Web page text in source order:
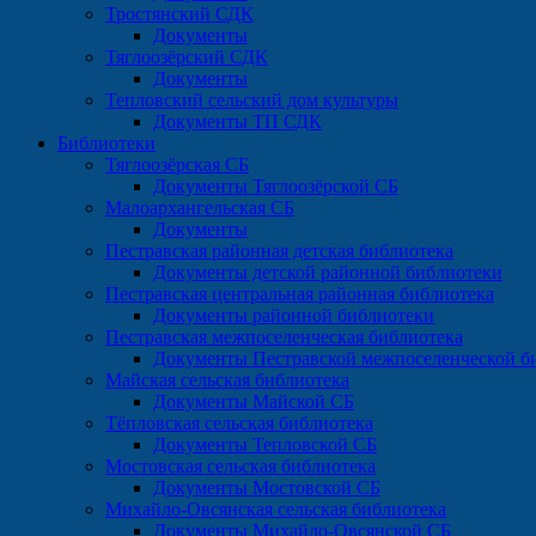
Тростянский СДК
Документы
Тяглоозёрский СДК
Документы
Тепловский сельский дом культуры
Документы ТП СДК
Библиотеки
Тяглоозёрская СБ
Документы Тяглоозёрской СБ
Малоархангельская СБ
Документы
Пестравская районная детская библиотека
Документы детской районной библиотеки
Пестравская центральная районная библиотека
Документы районной библиотеки
Пестравская межпоселенческая библиотека
Документы Пестравской межпоселенческой
Майская сельская библиотека
Документы Майской СБ
Тёпловская сельская библиотека
Документы Тепловской СБ
Мостовская сельская библиотека
Документы Мостовской СБ
Михайло-Овсянская сельская библиотека
Документы Михайло-Овсянской СБ